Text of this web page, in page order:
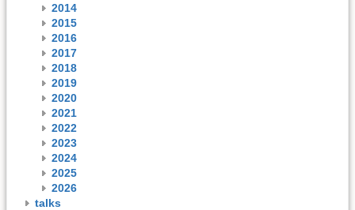
2014
2015
2016
2017
2018
2019
2020
2021
2022
2023
2024
2025
2026
talks